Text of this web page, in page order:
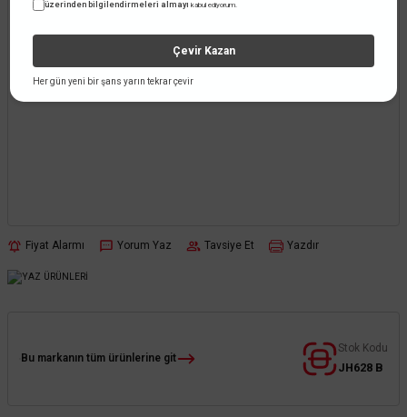
Fiyat Alarmı Yorum Yaz Tavsiye Et Yazdır
Bu markanın tüm ürünlerine git
Stok Kodu
JH628 B
üzerinden bilgilendirmeleri almayı kabul ediyorum.
Çevir Kazan
Her gün yeni bir şans yarın tekrar çevir